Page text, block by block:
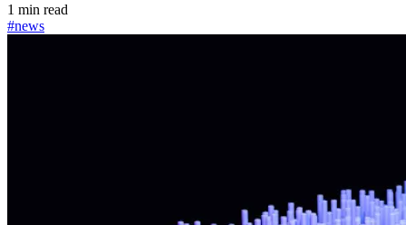
1 min read
#news